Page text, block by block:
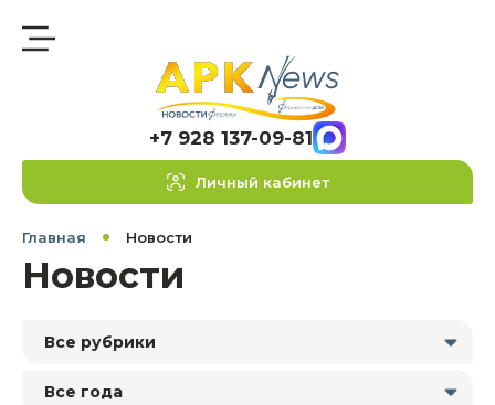
+7 928 137-09-81
Личный кабинет
Главная Новости
Новости
Все рубрики
Все года